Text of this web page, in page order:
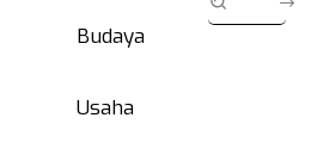
Budaya
Usaha